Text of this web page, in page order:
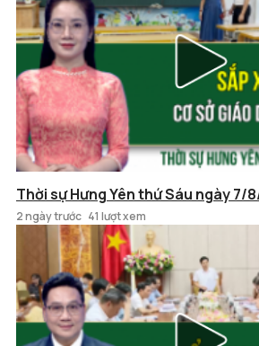
Thời sự Hưng Yên thứ Sáu ngày 7/
2 ngày trước 41 lượt xem